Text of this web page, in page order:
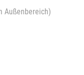
Außenbereich)